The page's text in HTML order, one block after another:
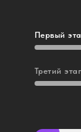
Первый
Третий